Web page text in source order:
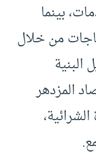
بينما
من خلال
البنية
المزدهر